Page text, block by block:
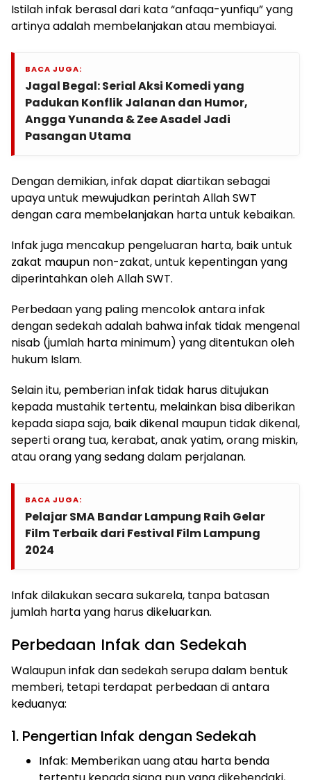
Istilah infak berasal dari kata “anfaqa-yunfiqu” yang
artinya adalah membelanjakan atau membiayai.
BACA JUGA:
Jagal Begal: Serial Aksi Komedi yang
Padukan Konflik Jalanan dan Humor,
Angga Yunanda & Zee Asadel Jadi
Pasangan Utama
Dengan demikian, infak dapat diartikan sebagai
upaya untuk mewujudkan perintah Allah SWT
dengan cara membelanjakan harta untuk kebaikan.
Infak juga mencakup pengeluaran harta, baik untuk
zakat maupun non-zakat, untuk kepentingan yang
diperintahkan oleh Allah SWT.
Perbedaan yang paling mencolok antara infak
dengan sedekah adalah bahwa infak tidak mengenal
nisab (jumlah harta minimum) yang ditentukan oleh
hukum Islam.
Selain itu, pemberian infak tidak harus ditujukan
kepada mustahik tertentu, melainkan bisa diberikan
kepada siapa saja, baik dikenal maupun tidak dikenal,
seperti orang tua, kerabat, anak yatim, orang miskin,
atau orang yang sedang dalam perjalanan.
BACA JUGA:
Pelajar SMA Bandar Lampung Raih Gelar
Film Terbaik dari Festival Film Lampung
2024
Infak dilakukan secara sukarela, tanpa batasan
jumlah harta yang harus dikeluarkan.
Perbedaan Infak dan Sedekah
Walaupun infak dan sedekah serupa dalam bentuk
memberi, tetapi terdapat perbedaan di antara
keduanya:
1. Pengertian Infak dengan Sedekah
Infak: Memberikan uang atau harta benda